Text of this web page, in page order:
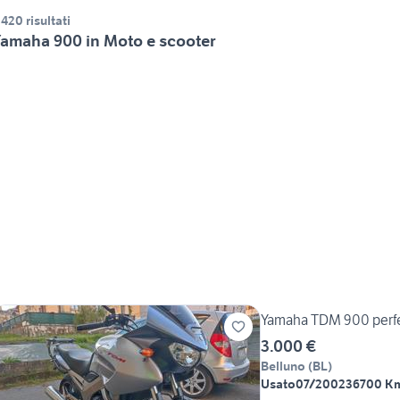
risultati
900 in Moto e scooter
Yamaha TDM 900
3.000 €
Belluno (BL)
Usato07/200236700